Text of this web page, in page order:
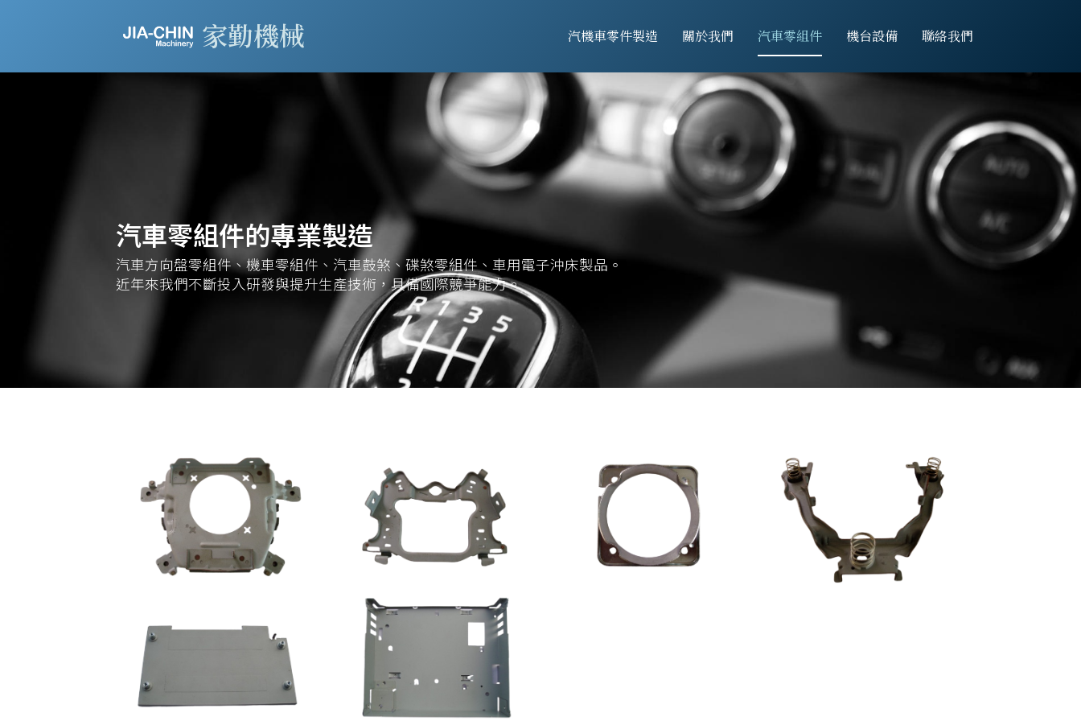
家勤機械 汽機車零件製造 關於我們 汽車零組件 機台設備 聯絡我們
汽車零組件的專業製造
汽車方向盤零組件、機車零組件、汽車鼓煞、碟煞零組件、車用電子沖床製品。
近年來我們不斷投入研發與提升生產技術，具備國際競爭能力。